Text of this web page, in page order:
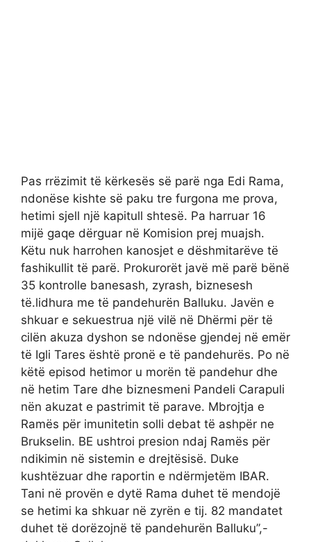
Pas rrëzimit të kërkesës së parë nga Edi Rama,
ndonëse kishte së paku tre furgona me prova,
hetimi sjell një kapitull shtesë. Pa harruar 16
mijë gaqe dërguar në Komision prej muajsh.
Këtu nuk harrohen kanosjet e dëshmitarëve të
fashikullit të parë. Prokurorët javë më parë bënë
35 kontrolle banesash, zyrash, biznesesh
të.lidhura me të pandehurën Balluku. Javën e
shkuar e sekuestrua një vilë në Dhërmi për të
cilën akuza dyshon se ndonëse gjendej në emër
të Igli Tares është pronë e të pandehurës. Po në
këtë episod hetimor u morën të pandehur dhe
në hetim Tare dhe biznesmeni Pandeli Carapuli
nën akuzat e pastrimit të parave. Mbrojtja e
Ramës për imunitetin solli debat të ashpër ne
Brukselin. BE ushtroi presion ndaj Ramës për
ndikimin në sistemin e drejtësisë. Duke
kushtëzuar dhe raportin e ndërmjetëm IBAR.
Tani në provën e dytë Rama duhet të mendojë
se hetimi ka shkuar në zyrën e tij. 82 mandatet
duhet të dorëzojnë të pandehurën Balluku”,-